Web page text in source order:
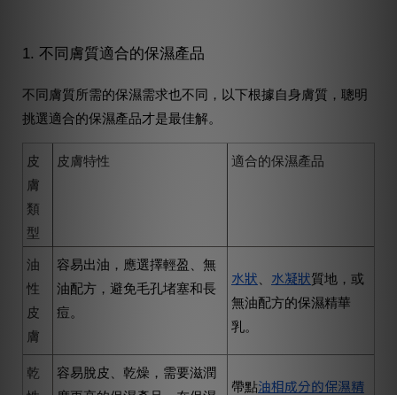
1. 不同膚質適合的保濕產品
不同膚質所需的保濕需求也不同，以下根據自身膚質，聰明
挑選適合的保濕產品才是最佳解。
皮
膚
類
型
皮膚特性 適合的保濕產品
油
性
皮
膚
容易出油，應選擇輕盈、無
油配方，避免毛孔堵塞和長
痘。
水狀 水凝狀質地，或
無油配方的保濕精華
乳。
乾
容易脫皮、乾燥，需要滋潤
帶點油相成分的保濕精